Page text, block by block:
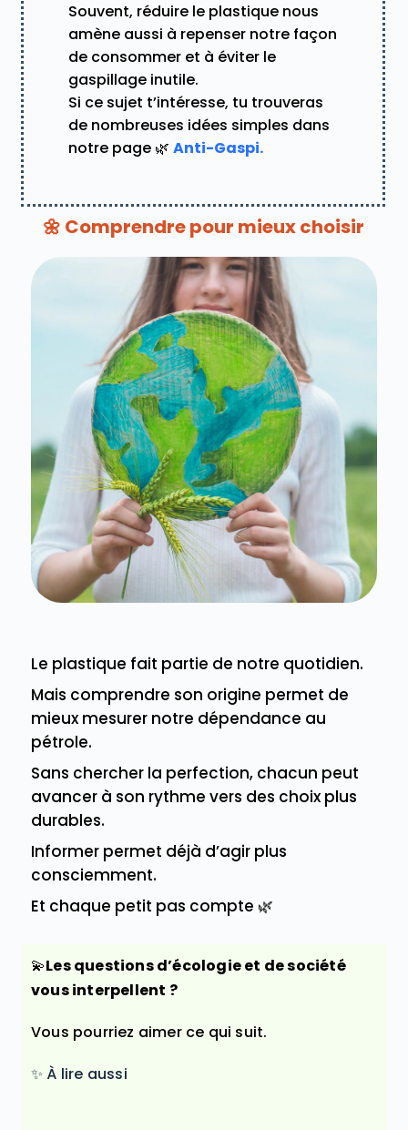
Souvent, réduire le plastique nous
amène aussi à repenser notre façon
de consommer et à éviter le
gaspillage inutile.
Si ce sujet t’intéresse, tu trouveras
de nombreuses idées simples dans
notre page 🌿 Anti-Gaspi.
🌼 Comprendre pour mieux choisir
Le plastique fait partie de notre quotidien.
Mais comprendre son origine permet de
mieux mesurer notre dépendance au
pétrole.
Sans chercher la perfection, chacun peut
avancer à son rythme vers des choix plus
durables.
Informer permet déjà d’agir plus
consciemment.
Et chaque petit pas compte 🌿
💫Les questions d’écologie et de société
vous interpellent ?
Vous pourriez aimer ce qui suit.
✨ À lire aussi